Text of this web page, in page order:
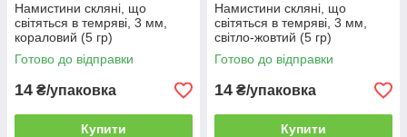
Намистини скляні, що
світяться в темряві, 3 мм,
кораловий (5 гр)
Готово до відправки
14 ₴/упаковка
Купити
Намистини скляні, що
світяться в темряві, 3 мм,
світло-жовтий (5 гр)
Готово до відправки
14 ₴/упаковка
Купити